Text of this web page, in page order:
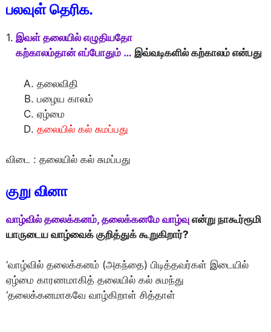
பலவுள் தெரிக.
1. இவள் தலையில் எழுதியதோ
கற்காலம்தான் எப்போதும் … இவ்வடிகளில் கற்காலம் என்பது
தலைவிதி
பழைய காலம்
ஏழ்மை
தலையில் கல் சுமப்பது
விடை : தலையில் கல் சுமப்பது
குறு வினா
வாழ்வில் தலைக்கனம், தலைக்கனமே வாழ்வு என்று நாகூர்ரூமி
யாருடைய வாழ்வைக் குறித்துக் கூறுகிறார்?
‘வாழ்வில் தலைக்கனம் (அகந்தை) பிடித்தவர்கள் இடையில்
ஏழ்மை காரணமாகித் தலையில் கல் சுமந்து
‘தலைக்கனமாகவே வாழ்கிறாள் சித்தாள்